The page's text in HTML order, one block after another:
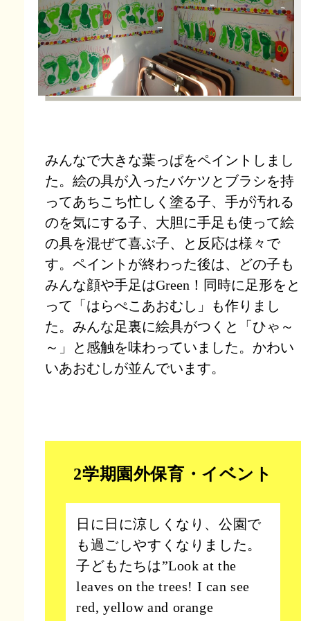
みんなで大きな葉っぱをペイントしまし
た。絵の具が入ったバケツとブラシを持
ってあちこち忙しく塗る子、手が汚れる
のを気にする子、大胆に手足も使って絵
の具を混ぜて喜ぶ子、と反応は様々で
す。ペイントが終わった後は、どの子も
みんな顔や手足はGreen！同時に足形をと
って「はらぺこあおむし」も作りまし
た。みんな足裏に絵具がつくと「ひゃ～
～」と感触を味わっていました。かわい
いあおむしが並んでいます。
2学期園外保育・イベント
日に日に涼しくなり、公園で
も過ごしやすくなりました。
子どもたちは”Look at the
leaves on the trees! I can see
red, yellow and orange